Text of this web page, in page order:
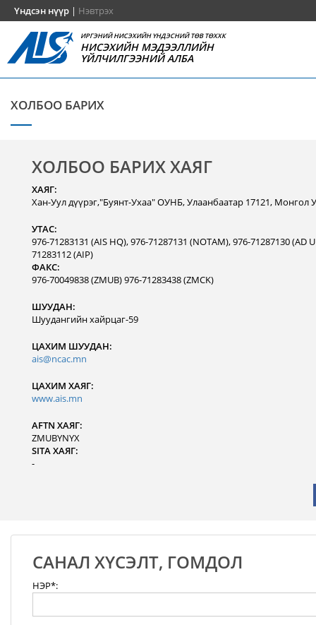
Үндсэн нүүр | Нэвтрэх
ИРГЭНИЙ НИСЭХИЙН ҮНДЭСНИЙ ТӨВ ТӨХХК
НИСЭХИЙН МЭДЭЭЛЛИЙН
ҮЙЛЧИЛГЭЭНИЙ АЛБА
ХОЛБОО БАРИХ
ХОЛБОО БАРИХ ХАЯГ
ХАЯГ:
Хан-Уул дүүрэг,"Буянт-Ухаа" ОУНБ, Улаанбаатар 17121, Монгол
УТАС:
976-71283131 (AIS HQ), 976-71287131 (NOTAM), 976-71287130 (AD
71283112 (AIP)
ФАКС:
976-70049838 (ZMUB) 976-71283438 (ZMCK)
ШУУДАН:
Шуудангийн хайрцаг-59
ЦАХИМ ШУУДАН:
ais@ncac.mn
ЦАХИМ ХАЯГ:
www.ais.mn
AFTN ХАЯГ:
ZMUBYNYX
SITA ХАЯГ:
-
САНАЛ ХҮСЭЛТ, ГОМДОЛ
НЭР*: